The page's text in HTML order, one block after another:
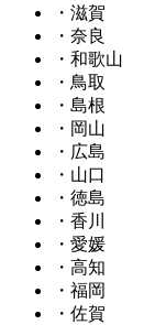
・滋賀
・奈良
・和歌山
・鳥取
・島根
・岡山
・広島
・山口
・徳島
・香川
・愛媛
・高知
・福岡
・佐賀